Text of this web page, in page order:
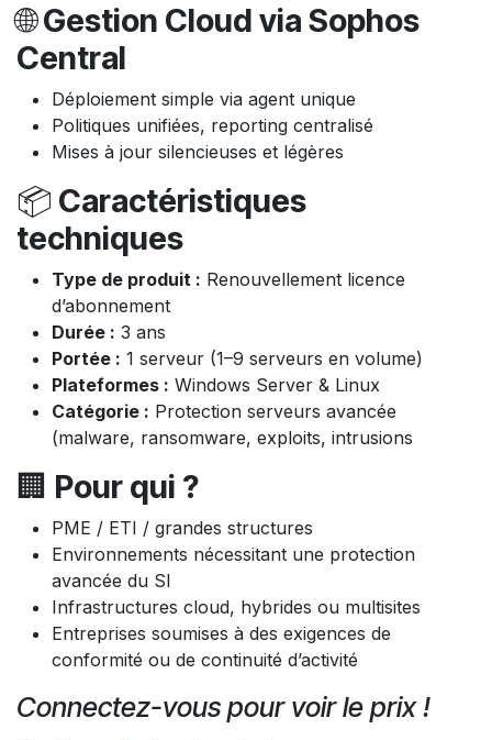
🌐Gestion Cloud via Sophos
Central
Déploiement simple via agent unique
Politiques unifiées, reporting centralisé
Mises à jour silencieuses et légères
📦 Caractéristiques
techniques
Type de produit : Renouvellement licence
d’abonnement
Durée : 3 ans
Portée : 1 serveur (1–9 serveurs en volume)
Plateformes : Windows Server & Linux
Catégorie : Protection serveurs avancée
(malware, ransomware, exploits, intrusions
🏢 Pour qui ?
PME / ETI / grandes structures
Environnements nécessitant une protection
avancée du SI
Infrastructures cloud, hybrides ou multisites
Entreprises soumises à des exigences de
conformité ou de continuité d’activité
Connectez-vous pour voir le prix !